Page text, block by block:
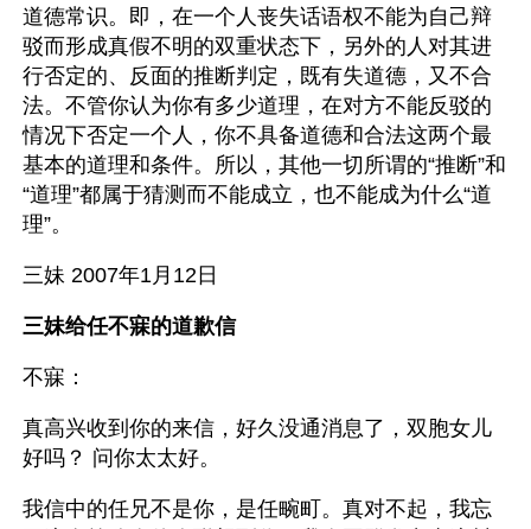
道德常识。即，在一个人丧失话语权不能为自己辩
驳而形成真假不明的双重状态下，另外的人对其进
行否定的、反面的推断判定，既有失道德，又不合
法。不管你认为你有多少道理，在对方不能反驳的
情况下否定一个人，你不具备道德和合法这两个最
基本的道理和条件。所以，其他一切所谓的“推断”和
“道理”都属于猜测而不能成立，也不能成为什么“道
理”。
三妹 2007年1月12日
三妹给任不寐的道歉信
不寐：
真高兴收到你的来信，好久没通消息了，双胞女儿
好吗？ 问你太太好。
我信中的任兄不是你，是任畹町。真对不起，我忘